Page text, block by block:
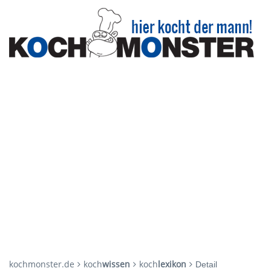
kochmonster.de kochwissen kochlexikon Detail